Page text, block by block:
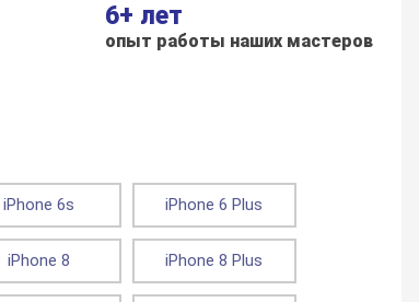
6+ лет
опыт работы наших мастеров
iPhone 6s iPhone 6 Plus
iPhone 8 iPhone 8 Plus